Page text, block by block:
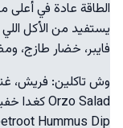
الطاقة عادة في
يستفيد من الأكل
فايبر، خضار طازج،